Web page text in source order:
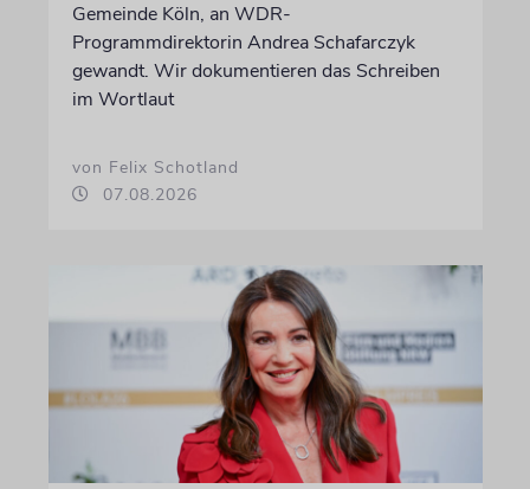
Gemeinde Köln, an WDR-
Programmdirektorin Andrea Schafarczyk
gewandt. Wir dokumentieren das Schreiben
im Wortlaut
von Felix Schotland
07.08.2026